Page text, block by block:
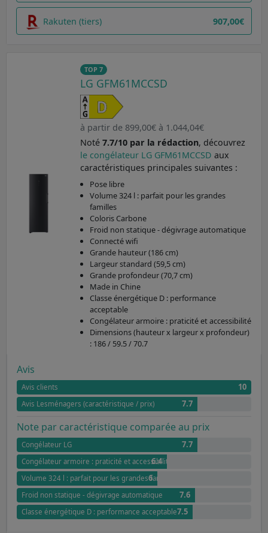
Rakuten (tiers) 907,00€
TOP 7
LG GFM61MCCSD
à partir de 899,00€ à 1.044,04€
Noté 7.7/10 par la rédaction, découvrez
le congélateur LG GFM61MCCSD aux
caractéristiques principales suivantes :
Pose libre
Volume 324 l : parfait pour les grandes
familles
Coloris Carbone
Froid non statique - dégivrage automatique
Connecté wifi
Grande hauteur (186 cm)
Largeur standard (59,5 cm)
Grande profondeur (70,7 cm)
Made in Chine
Classe énergétique D : performance
acceptable
Congélateur armoire : praticité et accessibilité
Dimensions (hauteur x largeur x profondeur)
: 186 / 59.5 / 70.7
Avis
Avis clients 10
Avis Lesménagers (caractéristique / prix) 7.7
Note par caractéristique comparée au prix
Congélateur LG 7.7
Congélateur armoire : praticité et accessibilité
6.4
Volume 324 l : parfait pour les grandes familles
6
Froid non statique - dégivrage automatique 7.6
Classe énergétique D : performance acceptable7.5